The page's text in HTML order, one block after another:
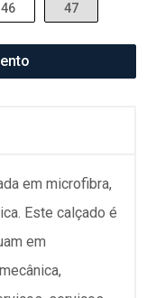
46 47
em microfibra,
Este calçado é
em